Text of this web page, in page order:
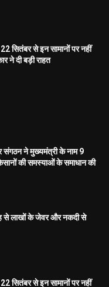
सितंबर से इन सामानों पर नहीं
ने दी बड़ी राहत
संगठन ने मुख्यमंत्री के नाम 9
की समस्याओं के समाधान की
से लाखों के जेवर और नकदी से
सितंबर से इन सामानों पर नहीं